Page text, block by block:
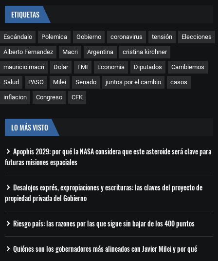
ETIQUETAS
Escándalo Polemica Gobierno coronavirus tensión Elecciones
Alberto Fernandez Macri Argentina cristina kirchner
mauricio macri Dolar FMI Economia Diputados Cambiemos
Salud PASO Milei Senado juntos por el cambio casos
inflacion Congreso CFK
LO MÁS VISTO
Apophis 2029: por qué la NASA considera que este asteroide será clave para
futuras misiones espaciales
Desalojos exprés, expropiaciones y escrituras: las claves del proyecto de
propiedad privada del Gobierno
Riesgo país: las razones por las que sigue sin bajar de los 400 puntos
Quiénes son los gobernadores más alineados con Javier Milei y por qué